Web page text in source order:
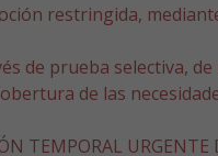
restringida,
de prueba selectiva,
de las
TEMPORAL